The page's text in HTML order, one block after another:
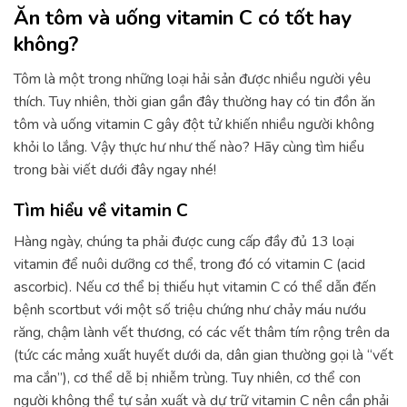
Ăn tôm và uống vitamin C có tốt hay
không?
Tôm là một trong những loại hải sản được nhiều người yêu
thích. Tuy nhiên, thời gian gần đây thường hay có tin đồn ăn
tôm và uống vitamin C gây đột tử khiến nhiều người không
khỏi lo lắng. Vậy thực hư như thế nào? Hãy cùng tìm hiểu
trong bài viết dưới đây ngay nhé!
Tìm hiểu về vitamin C
Hàng ngày, chúng ta phải được cung cấp đầy đủ 13 loại
vitamin để nuôi dưỡng cơ thể, trong đó có vitamin C (acid
ascorbic). Nếu cơ thể bị thiếu hụt vitamin C có thể dẫn đến
bệnh scortbut với một số triệu chứng như chảy máu nướu
răng, chậm lành vết thương, có các vết thâm tím rộng trên da
(tức các mảng xuất huyết dưới da, dân gian thường gọi là “vết
ma cắn”), cơ thể dễ bị nhiễm trùng. Tuy nhiên, cơ thể con
người không thể tự sản xuất và dự trữ vitamin C nên cần phải